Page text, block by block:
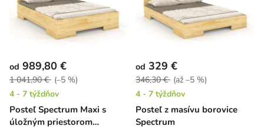
Posteľ Spectrum Maxi s
úložným priestorom
od 989,80 €
1 041,90 € (–5 %)
4 - 7 týždňov
Posteľ z masívu borovice
Spectrum
od 329 €
346,30 € (až –5 %)
4 - 7 týždňov